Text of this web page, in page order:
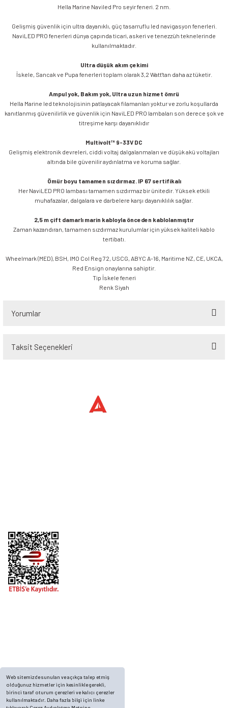
Web sitemizde sunulan ve açıkça talep etmiş
olduğunuz hizmetler için kesinlikle gerekli,
birinci taraf oturum çerezleri ve kalıcı çerezler
kullanılmaktadır. Daha fazla bilgi için linke
Hella Marine Naviled Pro seyir feneri. 2 nm.
Gelişmiş güvenlik için ultra dayanıklı, güç tasarruflu led navigasyon fenerleri.
NaviLED PRO fenerleri dünya çapında ticari, askeri ve tenezzüh teknelerinde
kullanılmaktadır.
Ultra düşük akım çekimi
İskele, Sancak ve Pupa fenerleri toplam olarak 3,2 Watt'tan daha az tüketir.
Ampul yok, Bakım yok, Ultra uzun hizmet ömrü
Hella Marine led teknolojisinin patlayacak filamanları yoktur ve zorlu koşullarda
kanıtlanmış güvenilirlik ve güvenlik için NaviLED PRO lambaları son derece şok ve
titreşime karşı dayanıklıdır
Multivolt™ 9-33V DC
Gelişmiş elektronik devreleri, ciddi voltaj dalgalanmaları ve düşük akü voltajları
altında bile güvenilir aydınlatma ve koruma sağlar.
Ömür boyu tamamen sızdırmaz. IP 67 sertifikalı
Her NaviLED PRO lambası tamamen sızdırmaz bir ünitedir. Yüksek etkili
muhafazalar, dalgalara ve darbelere karşı dayanıklılık sağlar.
2,5 m çift damarlı marin kabloyla önceden kablolanmıştır
Zaman kazandıran, tamamen sızdırmaz kurulumlar için yüksek kaliteli kablo
tertibatı.
Wheelmark (MED), BSH, IMO Col Reg 72, USCG, ABYC A-16, Maritime NZ, CE, UKCA,
Red Ensign onaylarına sahiptir.
Tip İskele feneri
Renk Siyah
Yorumlar
Taksit Seçenekleri